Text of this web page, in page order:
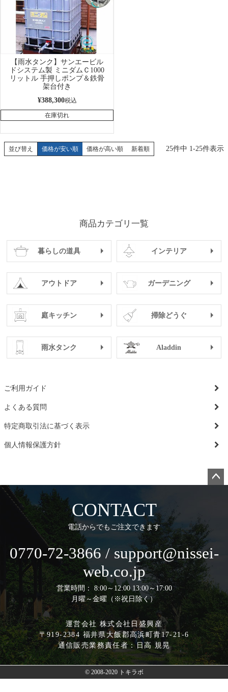
【雨水タンク】サンエービル
ドシステム製 ミニダムＣ1000
リットル 手押しポンプ＆鉄骨
架台付き
¥388,300税込
在庫切れ
並び替え 価格が安い順 価格が高い順 新着順 25件中 1-25件表示
商品カテゴリ一覧
暮らしの道具 インテリア
アウトドア ガーデニング
庭キッチン 掃除どうぐ
雨水タンク Aladdin
ご利用ガイド
よくある質問
特定商取引法に基づく表示
個人情報保護方針
CONTACT
電話からでもご注文できます
0770-72-3866 / support@nissei-
web.co.jp
営業時間： 8:00～12:00 13:00～17:00
月曜～金曜（※祝日除く）
運営会社 株式会社日盛興産
〒919-2384 福井県大飯郡高浜町青17-21-6
通信販売業務責任者：日高 規晃
© 2008-2020 トキラボ